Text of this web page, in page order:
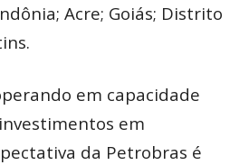
Acre; Goiás; Distrito
em capacidade
em
da Petrobras é